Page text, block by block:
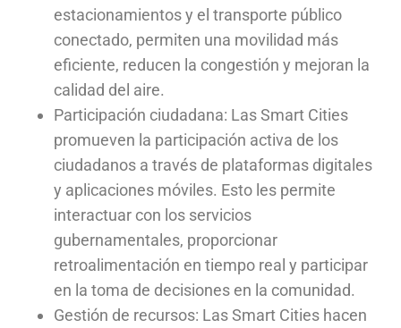
estacionamientos y el transporte público
conectado, permiten una movilidad más
eficiente, reducen la congestión y mejoran la
calidad del aire.
Participación ciudadana: Las Smart Cities
promueven la participación activa de los
ciudadanos a través de plataformas digitales
y aplicaciones móviles. Esto les permite
interactuar con los servicios
gubernamentales, proporcionar
retroalimentación en tiempo real y participar
en la toma de decisiones en la comunidad.
Gestión de recursos: Las Smart Cities hacen